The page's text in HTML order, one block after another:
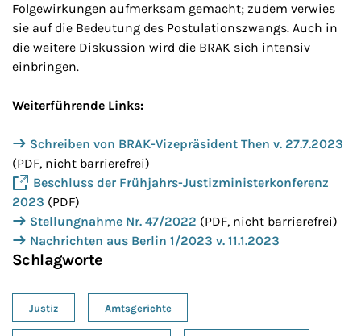
Folgewirkungen aufmerksam gemacht; zudem verwies
sie auf die Bedeutung des Postulationszwangs. Auch in
die weitere Diskussion wird die BRAK sich intensiv
einbringen.
Weiterführende Links:
Schreiben von BRAK-Vizepräsident Then v. 27.7.2023
(PDF, nicht barrierefrei)
Beschluss der Frühjahrs-Justizministerkonferenz
2023 (PDF)
Stellungnahme Nr. 47/2022 (PDF, nicht barrierefrei)
Nachrichten aus Berlin 1/2023 v. 11.1.2023
Schlagworte
Justiz Amtsgerichte